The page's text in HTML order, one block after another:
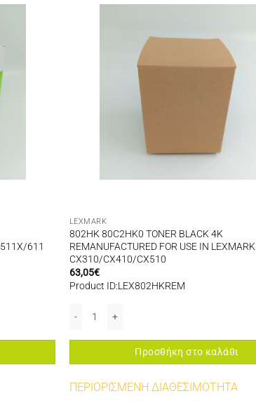
611
LEXMARK
802HK 80C2HK0 TONER BLACK 4K
REMANUFACTURED FOR USE IN LEXMARK
CX310/CX410/CX510
63,05€
Product ID:LEX802HKREM
Προσθήκη στο καλάθι
ΠΕΡΙΟΡΙΣΜΕΝΗ ΔΙΑΘΕΣΙΜΟΤΗΤΑ